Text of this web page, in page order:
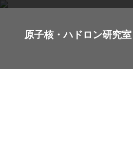
原子核・ハドロン研究室